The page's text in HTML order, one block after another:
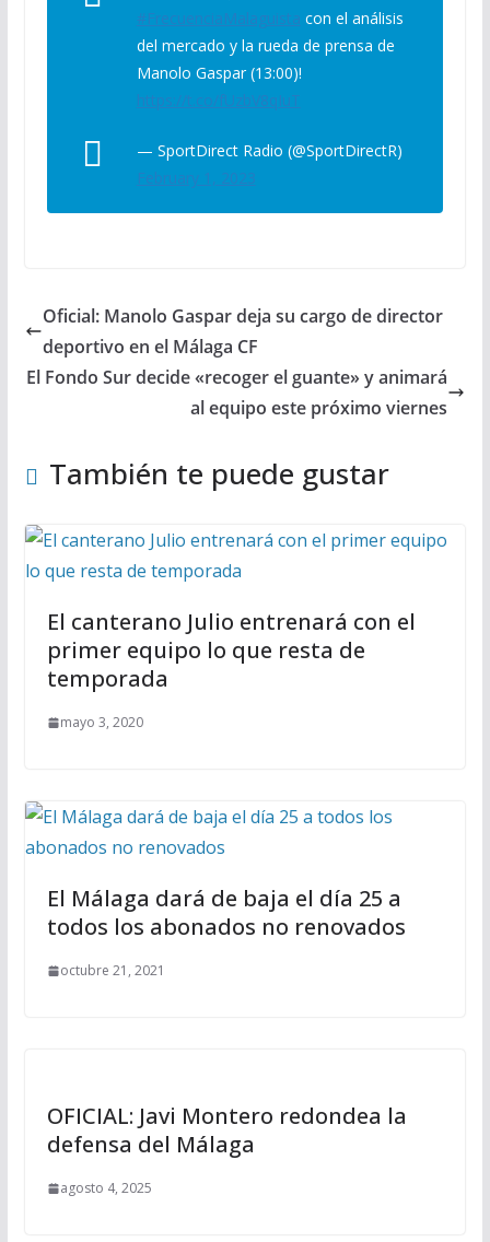
#FrecuenciaMalaguista con el análisis
del mercado y la rueda de prensa de
Manolo Gaspar (13:00)!
https://t.co/fUzbV8qIuT
— SportDirect Radio (@SportDirectR)
February 1, 2023
Oficial: Manolo Gaspar deja su cargo de director
deportivo en el Málaga CF
El Fondo Sur decide «recoger el guante» y animará
al equipo este próximo viernes
También te puede gustar
El canterano Julio entrenará con el
primer equipo lo que resta de
temporada
mayo 3, 2020
El Málaga dará de baja el día 25 a
todos los abonados no renovados
octubre 21, 2021
OFICIAL: Javi Montero redondea la
defensa del Málaga
agosto 4, 2025